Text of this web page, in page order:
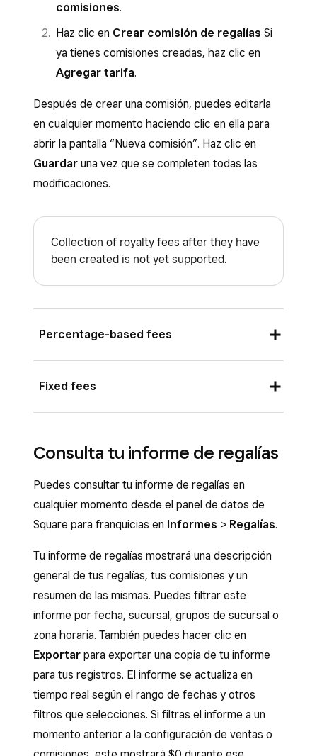
comisiones.
Haz clic en Crear comisión de regalías Si
ya tienes comisiones creadas, haz clic en
Agregar tarifa.
Después de crear una comisión, puedes editarla
en cualquier momento haciendo clic en ella para
abrir la pantalla “Nueva comisión”. Haz clic en
Guardar una vez que se completen todas las
modificaciones.
Collection of royalty fees after they have
been created is not yet supported.
Percentage-based fees
From the “New fee” screen, add a
Under “Royalty calculator,” choose a
the option to choose a percentage based
on your Gross sales or Net sales.
Under “Assigned locations,” clickAssign
to assign your fee to a location(s) > click
Save.
Click Create
Fixed fees
for your fee.
Fixed
Under “Royalty calculator,” enter aRoyalty
fee per location .
Choose a
Cadence
. By default, you’ll have
the option to choose a Weekly, Monthly, or
Quarterly cadence.
Under “Assigned locations,” click Assign
to assign your fee to a location(s) > click
Save.
ClickCreate .
Note: After creating a fixed fee, the fee will
only show in the report if the cadence has fully
completed in the date range selected.
Consulta tu informe de regalías
Puedes consultar tu informe de regalías en
cualquier momento desde el panel de datos de
Square para franquicias en Informes > Regalías.
Tu informe de regalías mostrará una descripción
general de tus regalías, tus comisiones y un
resumen de las mismas. Puedes filtrar este
informe por fecha, sucursal, grupos de sucursal o
zona horaria. También puedes hacer clic en
Exportar para exportar una copia de tu informe
para tus registros. El informe se actualiza en
tiempo real según el rango de fechas y otros
filtros que selecciones. Si filtras el informe a un
momento anterior a la configuración de ventas o